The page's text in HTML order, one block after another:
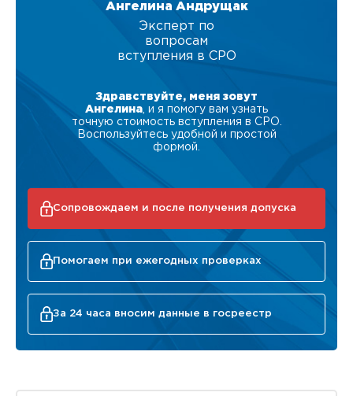
Ангелина Андрущак
Эксперт по
вопросам
вступления в СРО
Здравствуйте, меня зовут
Ангелина , и я помогу вам узнать
точную стоимость вступления в СРО.
Воспользуйтесь удобной и простой
формой.
Сопровождаем и после получения допуска
Помогаем при ежегодных проверках
За 24 часа вносим данные в госреестр